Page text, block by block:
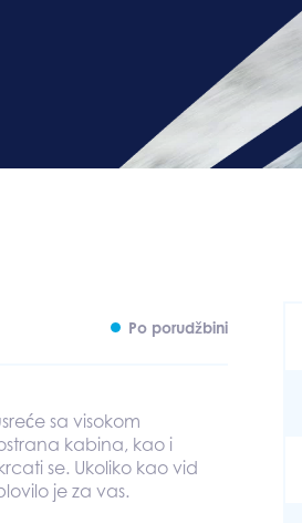
Po porudžbini
sa visokom
kabina, kao i
se. Ukoliko kao vid
je za vas.